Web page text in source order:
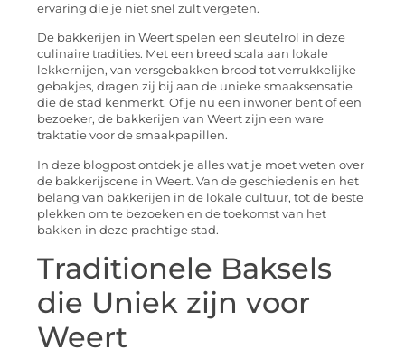
ervaring die je niet snel zult vergeten.
De bakkerijen in Weert spelen een sleutelrol in deze
culinaire tradities. Met een breed scala aan lokale
lekkernijen, van versgebakken brood tot verrukkelijke
gebakjes, dragen zij bij aan de unieke smaaksensatie
die de stad kenmerkt. Of je nu een inwoner bent of een
bezoeker, de bakkerijen van Weert zijn een ware
traktatie voor de smaakpapillen.
In deze blogpost ontdek je alles wat je moet weten over
de bakkerijscene in Weert. Van de geschiedenis en het
belang van bakkerijen in de lokale cultuur, tot de beste
plekken om te bezoeken en de toekomst van het
bakken in deze prachtige stad.
Traditionele Baksels
die Uniek zijn voor
Weert